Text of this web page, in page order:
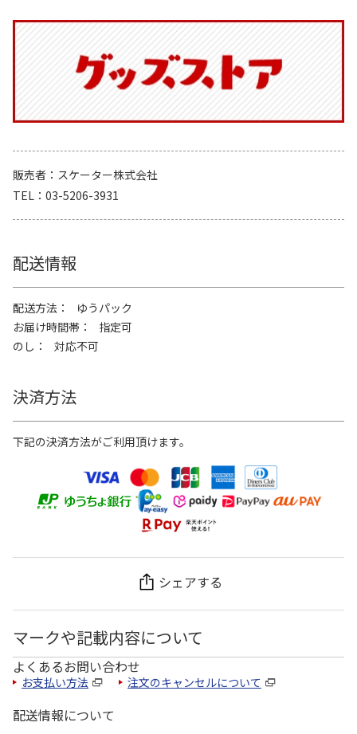
販売者
スケーター株式会社
TEL
03-5206-3931
配送情報
配送方法
ゆうパック
お届け時間帯
指定可
のし
対応不可
決済方法
下記の決済方法がご利用頂けます。
シェアする
マークや記載内容について
よくあるお問い合わせ
お支払い方法 注文のキャンセルについて
配送情報について